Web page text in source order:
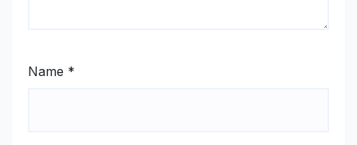
Name *